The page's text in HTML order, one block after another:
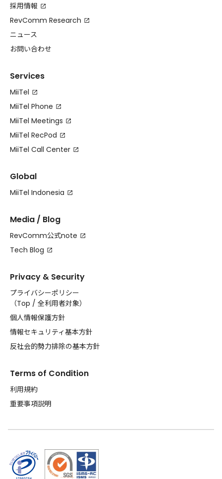
採用情報
RevComm Research
ニュース
お問い合わせ
Services
MiiTel
MiiTel Phone
MiiTel Meetings
MiiTel RecPod
MiiTel Call Center
Global
MiiTel Indonesia
Media / Blog
RevComm公式note
Tech Blog
Privacy & Security
プライバシーポリシー
（Top / 全利用者対象）
個人情報保護方針
情報セキュリティ基本方針
反社会的勢力排除の基本方針
Terms of Condition
利用規約
重要事項説明